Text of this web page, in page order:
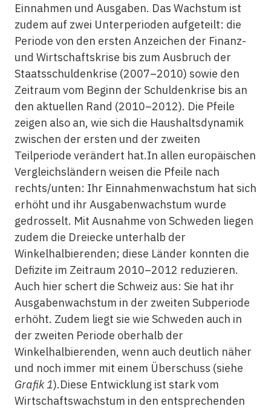
Einnahmen und Ausgaben. Das Wachstum ist
zudem auf zwei Unterperioden aufgeteilt: die
Periode von den ersten Anzeichen der Finanz-
und Wirtschaftskrise bis zum Ausbruch der
Staatsschuldenkrise (2007–2010) sowie den
Zeitraum vom Beginn der Schuldenkrise bis an
den aktuellen Rand (2010–2012). Die Pfeile
zeigen also an, wie sich die Haushaltsdynamik
zwischen der ersten und der zweiten
Teilperiode verändert hat.In allen europäischen
Vergleichsländern weisen die Pfeile nach
rechts/unten: Ihr Einnahmenwachstum hat sich
erhöht und ihr Ausgabenwachstum wurde
gedrosselt. Mit Ausnahme von Schweden liegen
zudem die Dreiecke unterhalb der
Winkelhalbierenden; diese Länder konnten die
Defizite im Zeitraum 2010–2012 reduzieren.
Auch hier schert die Schweiz aus: Sie hat ihr
Ausgabenwachstum in der zweiten Subperiode
erhöht. Zudem liegt sie wie Schweden auch in
der zweiten Periode oberhalb der
Winkelhalbierenden, wenn auch deutlich näher
und noch immer mit einem Überschuss (siehe
Grafik 1).Diese Entwicklung ist stark vom
Wirtschaftswachstum in den entsprechenden